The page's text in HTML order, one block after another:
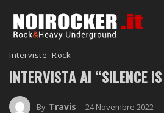
Interviste Rock
INTERVISTA AI “SILENCE
By Travis 24 Novembre 2022